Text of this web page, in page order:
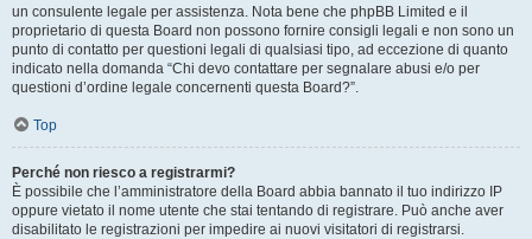
un consulente legale per assistenza. Nota bene che phpBB Limited e il
proprietario di questa Board non possono fornire consigli legali e non sono un
punto di contatto per questioni legali di qualsiasi tipo, ad eccezione di quanto
indicato nella domanda “Chi devo contattare per segnalare abusi e/o per
questioni d’ordine legale concernenti questa Board?”.
Top
Perché non riesco a registrarmi?
È possibile che l’amministratore della Board abbia bannato il tuo indirizzo IP
oppure vietato il nome utente che stai tentando di registrare. Può anche aver
disabilitato le registrazioni per impedire ai nuovi visitatori di registrarsi.